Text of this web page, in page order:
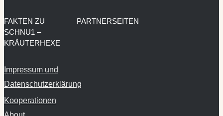
FAKTEN ZU
SCHNU1 –
KRÄUTERHEXE
Impressum und
Datenschutzerklärung
Kooperationen
PARTNERSEITEN